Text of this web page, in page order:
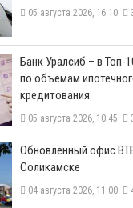
05 августа 2026, 16:10
​Банк Уралсиб – в Топ-
по объемам
кредитования
05 августа 2026, 10:45
​Обновленный офис
Соликамске
04 августа 2026, 11:00